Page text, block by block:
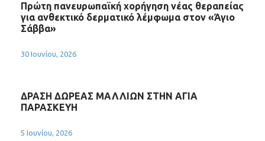
Πρώτη πανευρωπαϊκή χορήγηση νέας θεραπείας
για ανθεκτικό δερματικό λέμφωμα στον «Άγιο
Σάββα»
30 Ιουνίου, 2026
ΔΡΑΣΗ ΔΩΡΕΑΣ ΜΑΛΛΙΩΝ ΣΤΗΝ ΑΓΙΑ
ΠΑΡΑΣΚΕΥΗ
5 Ιουνίου, 2026